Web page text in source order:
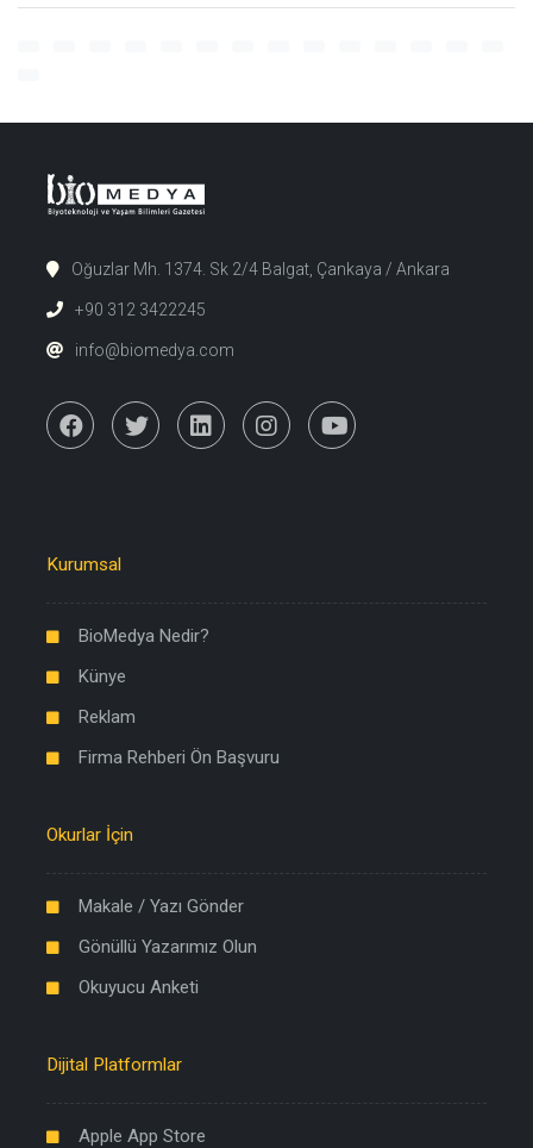
Oğuzlar Mh. 1374. Sk 2/4 Balgat, Çankaya / Ankara
+90 312 3422245
info@biomedya.com
Kurumsal
BioMedya Nedir?
Künye
Reklam
Firma Rehberi Ön Başvuru
Okurlar İçin
Makale / Yazı Gönder
Gönüllü Yazarımız Olun
Okuyucu Anketi
Dijital Platformlar
Apple App Store